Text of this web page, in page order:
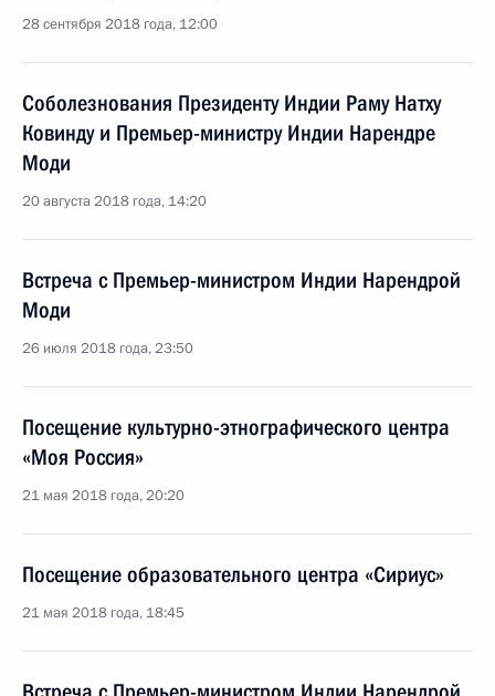
28 сентября 2018 года, 12:00
Соболезнования Президенту Индии Раму Натху
Ковинду и Премьер-министру Индии Нарендре
Моди
20 августа 2018 года, 14:20
Встреча с Премьер-министром Индии Нарендрой
Моди
26 июля 2018 года, 23:50
Посещение культурно-этнографического центра
«Моя Россия»
21 мая 2018 года, 20:20
Посещение образовательного центра «Сириус»
21 мая 2018 года, 18:45